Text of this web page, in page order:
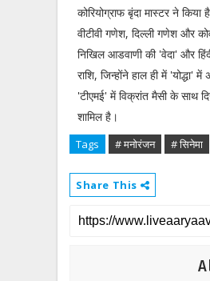
कोरियोग्राफ बृंदा मास्टर ने
वीटीवी गणेश, दिल्ली गणेश और
निखिल आडवाणी की 'वेदा' और
राशि, जिन्होंने हाल ही में 'योद्धा'
'टीएमई' में विक्रांत मैसी के साथ
शामिल है।
Tags # मनोरंजन # सिनेमा
Share This